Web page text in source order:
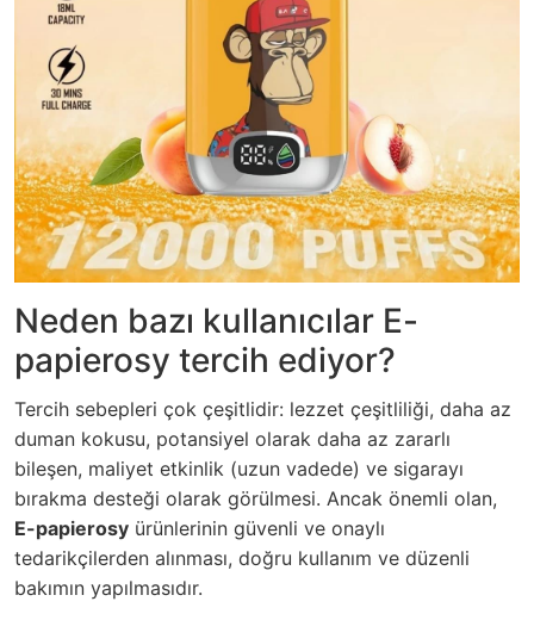
Neden bazı kullanıcılar E-
papierosy tercih ediyor?
Tercih sebepleri çok çeşitlidir: lezzet çeşitliliği, daha az
duman kokusu, potansiyel olarak daha az zararlı
bileşen, maliyet etkinlik (uzun vadede) ve sigarayı
bırakma desteği olarak görülmesi. Ancak önemli olan,
E-papierosy ürünlerinin güvenli ve onaylı
tedarikçilerden alınması, doğru kullanım ve düzenli
bakımın yapılmasıdır.